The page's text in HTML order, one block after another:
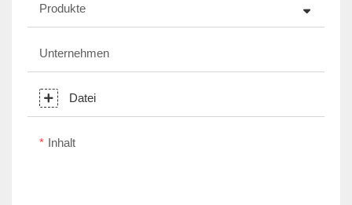
Produkte
Unternehmen
Datei
Inhalt